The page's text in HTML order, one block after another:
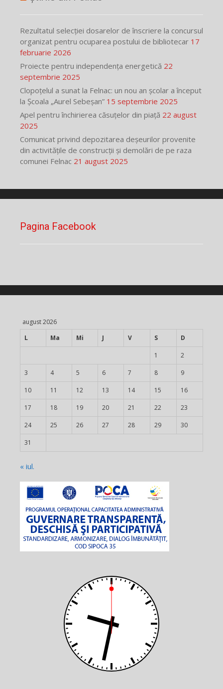
Rezultatul selecției dosarelor de înscriere la concursul
organizat pentru ocuparea postului de bibliotecar 17
februarie 2026
Proiecte pentru independența energetică 22
septembrie 2025
Clopoțelul a sunat la Felnac: un nou an școlar a început
la Școala „Aurel Sebeșan” 15 septembrie 2025
Apel pentru închirierea căsuțelor din piață 22 august
2025
Comunicat privind depozitarea deșeurilor provenite
din activitățile de construcții și demolări de pe raza
comunei Felnac 21 august 2025
Pagina Facebook
august 2026
L
Ma Mi J V S D
1 2
3 4 5 6 7 8 9
10 11 12 13 14 15 16
17 18 19 20 21 22 23
24 25 26 27 28 29 30
31
« iul.